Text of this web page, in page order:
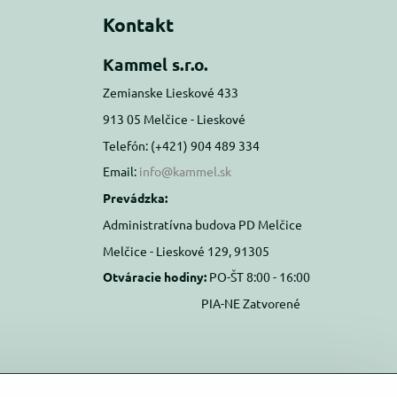
Kontakt
Kammel s.r.o.
Zemianske Lieskové 433
913 05 Melčice - Lieskové
Telefón: (+421) 904 489 334
Email: info@kammel.sk
Prevádzka:
Administratívna budova PD Melčice
Melčice - Lieskové 129, 91305
Otváracie hodiny: PO-ŠT 8:00 - 16:00
PIA-NE Zatvorené